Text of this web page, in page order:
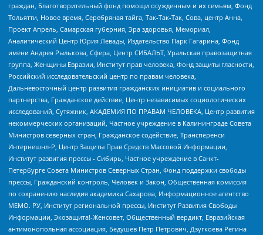
граждан, Благотворительный фонд помощи осужденным и их семьям, Фонд
Тольятти, Новое время, Серебряная тайга, Так-Так-Так, Сова, центр Анна,
Проект Апрель, Самарская губерния, Эра здоровья, Мемориал,
Аналитический Центр Юрия Левады, Издательство Парк Гагарина, Фонд
имени Андрея Рылькова, Сфера, Центр СИБАЛЬТ, Уральская правозащитная
группа, Женщины Евразии, Институт прав человека, Фонд защиты гласности,
Российский исследовательский центр по правам человека,
Дальневосточный центр развития гражданских инициатив и социального
партнерства, Гражданское действие, Центр независимых социологических
исследований, Сутяжник, АКАДЕМИЯ ПО ПРАВАМ ЧЕЛОВЕКА, Центр развития
некоммерческих организаций, Частное учреждение в Калининграде Совета
Министров северных стран, Гражданское содействие, Трансперенси
Интернешнл-Р, Центр Защиты Прав Средств Массовой Информации,
Институт развития прессы - Сибирь, Частное учреждение в Санкт-
Петербурге Совета Министров Северных Стран, Фонд поддержки свободы
прессы, Гражданский контроль, Человек и Закон, Общественная комиссия
по сохранению наследия академика Сахарова, Информационное агентство
МЕМО. РУ, Институт региональной прессы, Институт Развития Свободы
Информации, Экозащита!-Женсовет, Общественный вердикт, Евразийская
антимонопольная ассоциация, Бедушев Петр Петрович, Дзугкоева Регина